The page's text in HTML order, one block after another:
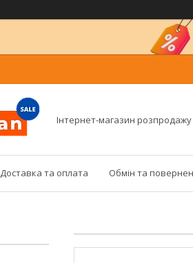
Інтернет-магазин розпродажу
Доставка та оплата Обмін та